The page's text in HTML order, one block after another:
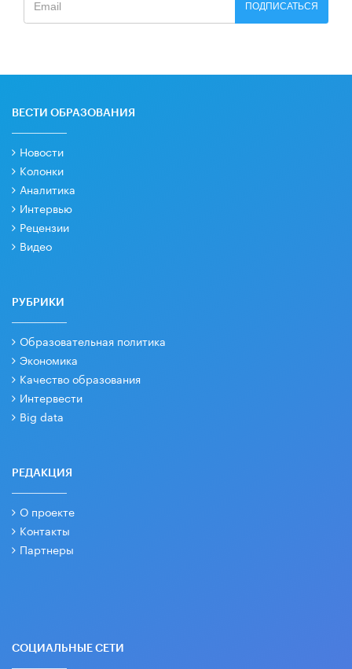
ПОДПИСАТЬСЯ
ВЕСТИ ОБРАЗОВАНИЯ
Новости
Колонки
Аналитика
Интервью
Рецензии
Видео
РУБРИКИ
Образовательная политика
Экономика
Качество образования
Интервести
Big data
РЕДАКЦИЯ
О проекте
Контакты
Партнеры
СОЦИАЛЬНЫЕ СЕТИ